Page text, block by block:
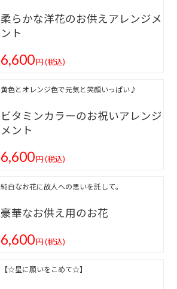
柔らかな洋花のお供えアレンジメ
ント
6,600円(税込)
黄色とオレンジ色で元気と笑顔いっぱい♪
ビタミンカラーのお祝いアレンジ
メント
6,600円(税込)
純白なお花に故人への思いを託して。
豪華なお供え用のお花
6,600円(税込)
【☆星に願いをこめて☆】